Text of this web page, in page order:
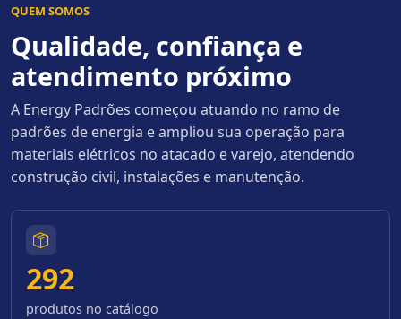
QUEM SOMOS
Qualidade, confiança e
atendimento próximo
A Energy Padrões começou atuando no ramo de
padrões de energia e ampliou sua operação para
materiais elétricos no atacado e varejo, atendendo
construção civil, instalações e manutenção.
292
produtos no catálogo